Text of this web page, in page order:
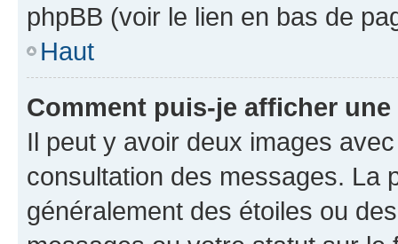
phpBB (voir le lien en bas de
Haut
Comment puis-je afficher
Il peut y avoir deux images
consultation des messages. La
généralement des étoiles ou